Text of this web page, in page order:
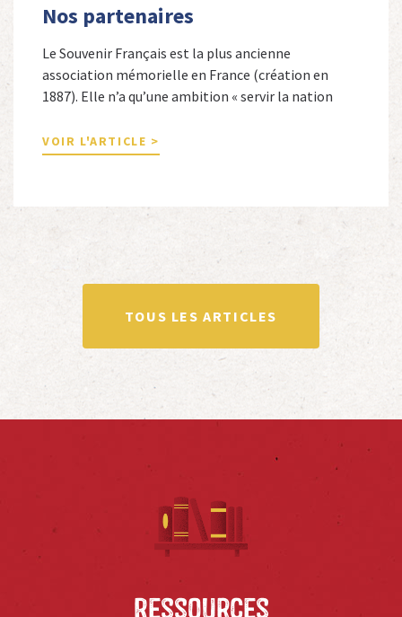
Nos partenaires
Le Souvenir Français est la plus ancienne
association mémorielle en France (création en
1887). Elle n’a qu’une ambition « servir la nation
nationale de la France. Afin d’atteindre cet objectif,
Le Souvenir Français entretient des liens amicaux
totalité ou partiellement afin de faire vivre […]
VOIR L'ARTICLE >
TOUS LES ARTICLES
Ressources